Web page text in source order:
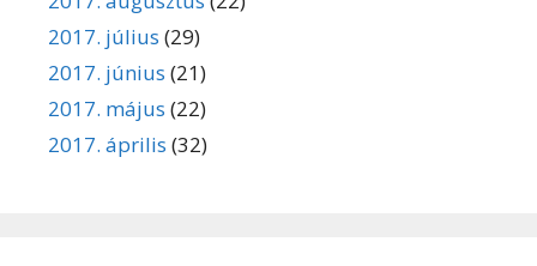
2017. július (29)
2017. június (21)
2017. május (22)
2017. április (32)